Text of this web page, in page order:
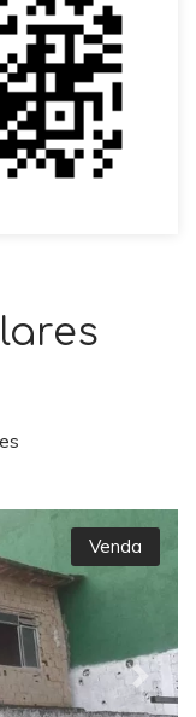
Next
Venda